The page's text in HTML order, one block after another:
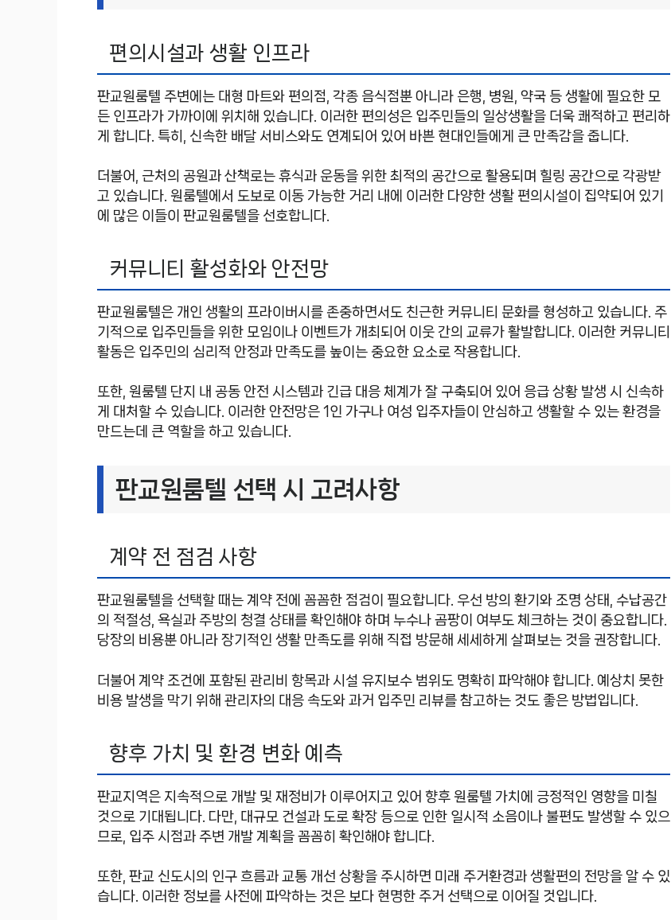
편의시설과 생활 인프라
판교원룸텔 주변에는 대형 마트와 편의점, 각종 음식점뿐 아니라 은행, 병원, 약국 등 생활에 필요한 모
든 인프라가 가까이에 위치해 있습니다. 이러한 편의성은 입주민들의 일상생활을 더욱 쾌적하고 편리하
게 합니다. 특히, 신속한 배달 서비스와도 연계되어 있어 바쁜 현대인들에게 큰 만족감을 줍니다.
더불어, 근처의 공원과 산책로는 휴식과 운동을 위한 최적의 공간으로 활용되며 힐링 공간으로 각광받
고 있습니다. 원룸텔에서 도보로 이동 가능한 거리 내에 이러한 다양한 생활 편의시설이 집약되어 있기
에 많은 이들이 판교원룸텔을 선호합니다.
커뮤니티 활성화와 안전망
판교원룸텔은 개인 생활의 프라이버시를 존중하면서도 친근한 커뮤니티 문화를 형성하고 있습니다. 주
기적으로 입주민들을 위한 모임이나 이벤트가 개최되어 이웃 간의 교류가 활발합니다. 이러한 커뮤니티
활동은 입주민의 심리적 안정과 만족도를 높이는 중요한 요소로 작용합니다.
또한, 원룸텔 단지 내 공동 안전 시스템과 긴급 대응 체계가 잘 구축되어 있어 응급 상황 발생 시 신속하
게 대처할 수 있습니다. 이러한 안전망은 1인 가구나 여성 입주자들이 안심하고 생활할 수 있는 환경을
만드는데 큰 역할을 하고 있습니다.
판교원룸텔 선택 시 고려사항
계약 전 점검 사항
판교원룸텔을 선택할 때는 계약 전에 꼼꼼한 점검이 필요합니다. 우선 방의 환기와 조명 상태, 수납공간
의 적절성, 욕실과 주방의 청결 상태를 확인해야 하며 누수나 곰팡이 여부도 체크하는 것이 중요합니다.
당장의 비용뿐 아니라 장기적인 생활 만족도를 위해 직접 방문해 세세하게 살펴보는 것을 권장합니다.
더불어 계약 조건에 포함된 관리비 항목과 시설 유지보수 범위도 명확히 파악해야 합니다. 예상치 못한
비용 발생을 막기 위해 관리자의 대응 속도와 과거 입주민 리뷰를 참고하는 것도 좋은 방법입니다.
향후 가치 및 환경 변화 예측
판교지역은 지속적으로 개발 및 재정비가 이루어지고 있어 향후 원룸텔 가치에 긍정적인 영향을 미칠
것으로 기대됩니다. 다만, 대규모 건설과 도로 확장 등으로 인한 일시적 소음이나 불편도 발생할 수 있으
므로, 입주 시점과 주변 개발 계획을 꼼꼼히 확인해야 합니다.
또한, 판교 신도시의 인구 흐름과 교통 개선 상황을 주시하면 미래 주거환경과 생활편의 전망을 알 수 있
습니다. 이러한 정보를 사전에 파악하는 것은 보다 현명한 주거 선택으로 이어질 것입니다.